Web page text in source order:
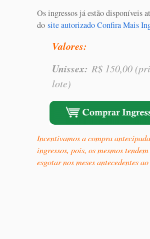
Os ingressos já estão disponíveis
do site autorizado Confira Mais
Valores:
Unissex: R$ 150,00
lote)
Incentivamos a compra
ingressos, pois, os mesmos tendem
esgotar nos meses antecedentes